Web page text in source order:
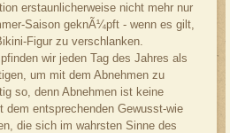
erstaunlicherweise nicht mehr nur
Saison geknÃ¼pft - wenn es gilt,
Figur zu verschlanken.
wir jeden Tag des Jahres als
um mit dem Abnehmen zu
so, denn Abnehmen ist keine
dem entsprechenden Gewusst-wie
die sich im wahrsten Sinne des